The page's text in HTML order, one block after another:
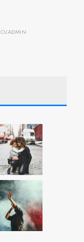
CUADMIN